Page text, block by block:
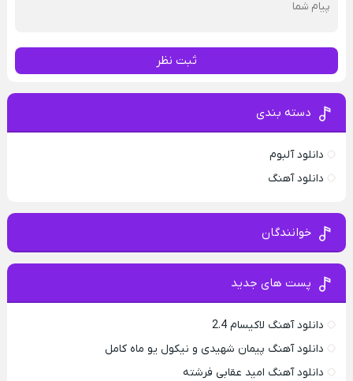
ثبت نظر
دسته بندی
دانلود آلبوم
دانلود آهنگ
خوانندگان
پست های جدید
دانلود آهنگ لاکیسام 2.4
دانلود آهنگ پیمان شهیدی و نیکول یو ماه کامل
دانلود آهنگ امید عقابی فرشته